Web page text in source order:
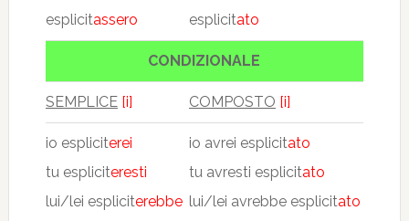
esplicitassero
esplicitato
CONDIZIONALE
SEMPLICE [i] COMPOSTO [i]
io espliciterei
tu espliciteresti
lui/lei espliciterebbe
io avrei esplicitato
tu avresti esplicitato
lui/lei avrebbe esplicitato